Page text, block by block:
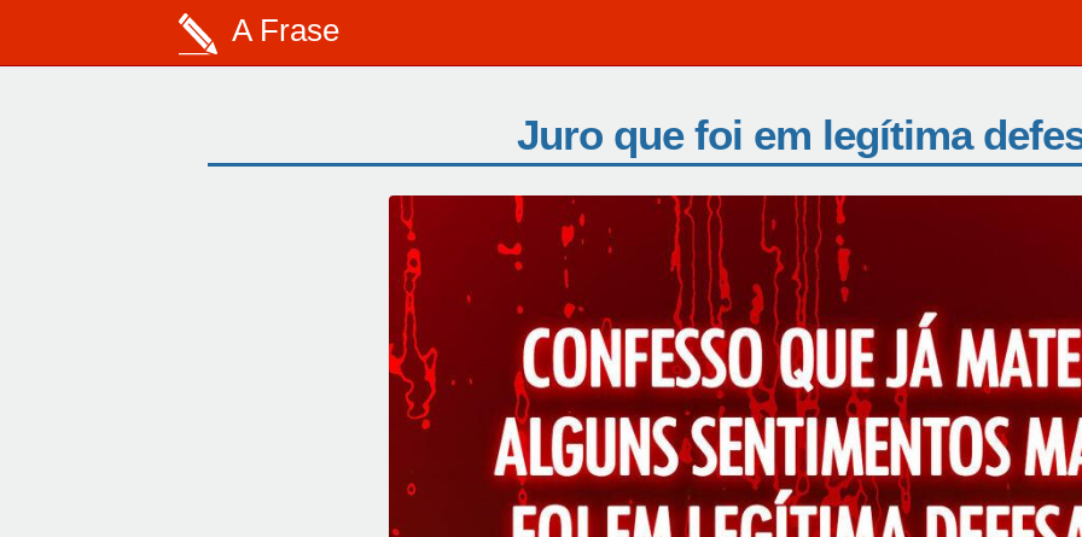
A Frase
Juro que foi em legítima